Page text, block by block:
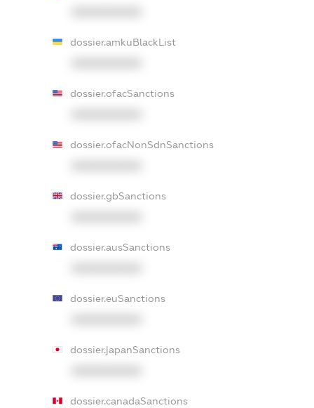
dossier.amkuBlackList
dossier.ofacSanctions
dossier.ofacNonSdnSanctions
dossier.gbSanctions
dossier.ausSanctions
dossier.euSanctions
dossier.japanSanctions
dossier.canadaSanctions